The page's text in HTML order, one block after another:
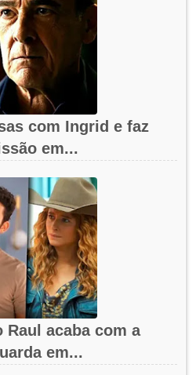
com Ingrid e faz
em...
Raul acaba com a
em...